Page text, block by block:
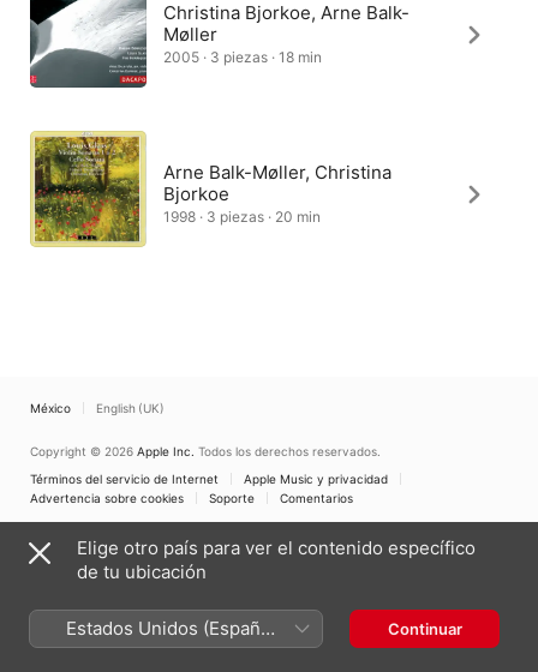
Christina Bjorkoe, Arne Balk-
Møller
2005 · 3 piezas · 18 min
Arne Balk-Møller, Christina
Bjorkoe
1998 · 3 piezas · 20 min
México English (UK)
Copyright © 2026 Apple Inc. Todos los derechos reservados.
Términos del servicio de Internet
Apple Music y privacidad
Advertencia sobre cookies
Soporte Comentarios
Elige otro país para ver el contenido específico
de tu ubicación
Estados Unidos (Español
México)
Continuar